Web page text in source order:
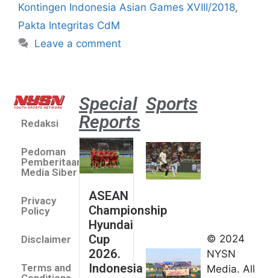
Kontingen Indonesia Asian Games XVIII/2018,
Pakta Integritas CdM
Leave a comment
Redaksi
Pedoman
Pemberitaan
Media Siber
Privacy
Policy
Disclaimer
Terms and
Special
Reports
ASEAN
Championship
Hyundai
Cup
2026.
Indonesia
Sports
umum
Kejurnas
Panahan
© 2024
NYSN
Media. All